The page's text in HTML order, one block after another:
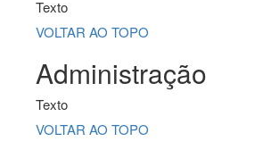
Texto
VOLTAR AO TOPO
Administração
Texto
VOLTAR AO TOPO